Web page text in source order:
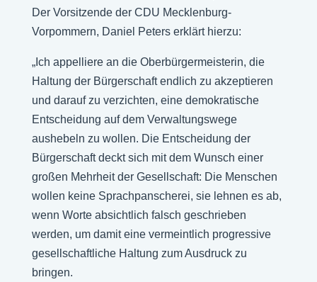
Der Vorsitzende der CDU Mecklenburg-
Vorpommern, Daniel Peters erklärt hierzu:
„Ich appelliere an die Oberbürgermeisterin, die
Haltung der Bürgerschaft endlich zu akzeptieren
und darauf zu verzichten, eine demokratische
Entscheidung auf dem Verwaltungswege
aushebeln zu wollen. Die Entscheidung der
Bürgerschaft deckt sich mit dem Wunsch einer
großen Mehrheit der Gesellschaft: Die Menschen
wollen keine Sprachpanscherei, sie lehnen es ab,
wenn Worte absichtlich falsch geschrieben
werden, um damit eine vermeintlich progressive
gesellschaftliche Haltung zum Ausdruck zu
bringen.